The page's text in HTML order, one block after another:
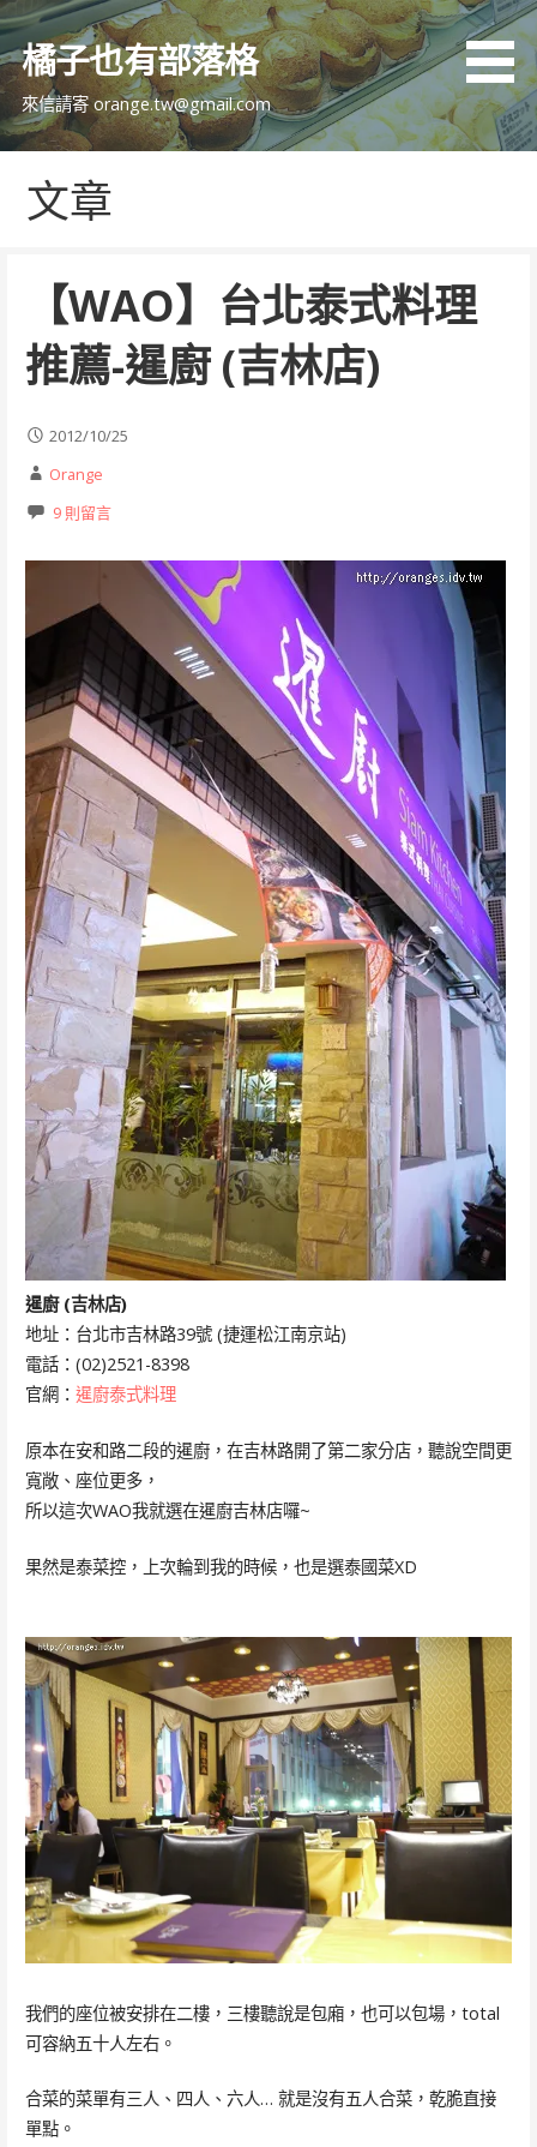
跳
主
內
橘子也有部落格
來信請寄 orange.tw@gmail.com
文章
【WAO】台北泰式料理
推薦-暹廚 (吉林店)
2012/10/25
Orange
9 則留言
暹廚 (吉林店)
地址：台北市吉林路39號 (捷運松江南京站)
電話：(02)2521-8398
官網： 暹廚泰式料理
原本在安和路二段的暹廚，在吉林路開了第二家分店，聽說空間更
寬敞、座位更多，
所以這次WAO我就選在暹廚吉林店囉~
果然是泰菜控，上次輪到我的時候，也是選泰國菜XD
我們的座位被安排在二樓，三樓聽說是包廂，也可以包場，total
可容納五十人左右。
合菜的菜單有三人、四人、六人… 就是沒有五人合菜，乾脆直接
單點。